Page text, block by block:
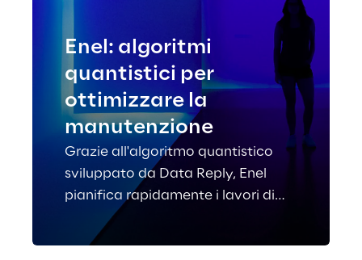
Enel: algoritmi
quantistici per
ottimizzare la
manutenzione
Grazie all'algoritmo quantistico
sviluppato da Data Reply, Enel
pianifica rapidamente i lavori di
manutenzione sul territorio
italiano, ottimizzando costi e